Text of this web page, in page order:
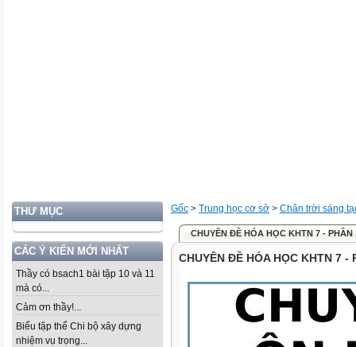
THƯ MỤC
CÁC Ý KIẾN MỚI NHẤT
Thầy có bsach1 bài tập 10 và 11
mà có...
Cảm ơn thầy!...
Biểu tập thể Chi bộ xây dựng
nhiệm vụ trọng...
Gốc > Trung học cơ sở > Chân trời sáng
CHUYÊN ĐỀ HÓA HỌC KHTN 7 - PHẦN
CHUYÊN ĐỀ HÓA HỌC KHTN 7 -